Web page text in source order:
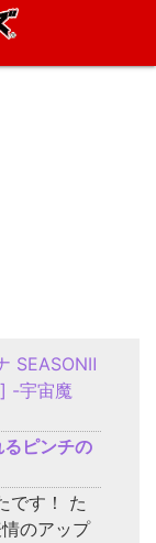
SEASONⅡ
-宇宙魔
ピンチの
です！ た
のアップ